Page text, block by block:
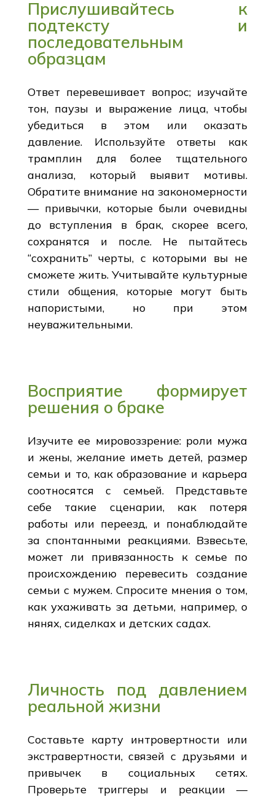
Прислушивайтесь к
подтексту и
последовательным
образцам
Ответ перевешивает вопрос; изучайте
тон, паузы и выражение лица, чтобы
убедиться в этом или оказать
давление. Используйте ответы как
трамплин для более тщательного
анализа, который выявит мотивы.
Обратите внимание на закономерности
— привычки, которые были очевидны
до вступления в брак, скорее всего,
сохранятся и после. Не пытайтесь
“сохранить” черты, с которыми вы не
сможете жить. Учитывайте культурные
стили общения, которые могут быть
напористыми, но при этом
неуважительными.
Восприятие формирует
решения о браке
Изучите ее мировоззрение: роли мужа
и жены, желание иметь детей, размер
семьи и то, как образование и карьера
соотносятся с семьей. Представьте
себе такие сценарии, как потеря
работы или переезд, и понаблюдайте
за спонтанными реакциями. Взвесьте,
может ли привязанность к семье по
происхождению перевесить создание
семьи с мужем. Спросите мнения о том,
как ухаживать за детьми, например, о
нянях, сиделках и детских садах.
Личность под давлением
реальной жизни
Составьте карту интровертности или
экстравертности, связей с друзьями и
привычек в социальных сетях.
Проверьте триггеры и реакции —